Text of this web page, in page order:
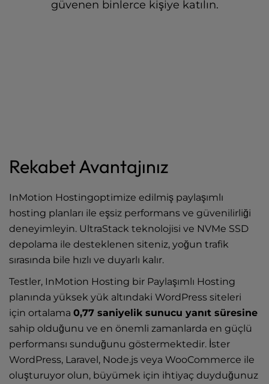
güvenen binlerce kişiye katılın.
Rekabet Avantajınız
InMotion Hostingoptimize edilmiş paylaşımlı
hosting planları ile eşsiz performans ve güvenilirliği
deneyimleyin. UltraStack teknolojisi ve NVMe SSD
depolama ile desteklenen siteniz, yoğun trafik
sırasında bile hızlı ve duyarlı kalır.
Testler, InMotion Hosting bir Paylaşımlı Hosting
planında yüksek yük altındaki WordPress siteleri
için ortalama 0,77 saniyelik sunucu yanıt süresine
sahip olduğunu ve en önemli zamanlarda en güçlü
performansı sunduğunu göstermektedir. İster
WordPress, Laravel, Node.js veya WooCommerce ile
oluşturuyor olun, büyümek için ihtiyaç duyduğunuz